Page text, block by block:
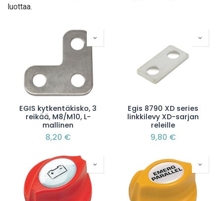
luottaa.
EGIS kytkentäkisko, 3
reikää, M8/M10, L-
mallinen
8,20 €
Egis 8790 XD series
linkkilevy XD-sarjan
releille
9,80 €